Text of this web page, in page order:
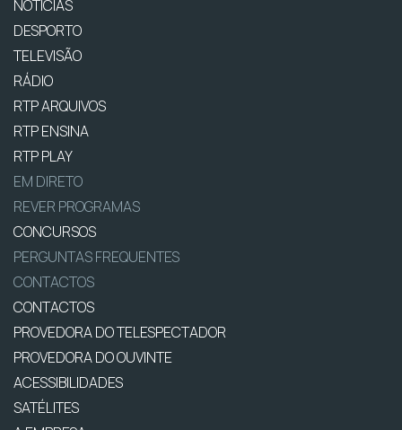
NOTÍCIAS
DESPORTO
TELEVISÃO
RÁDIO
RTP ARQUIVOS
RTP ENSINA
RTP PLAY
EM DIRETO
REVER PROGRAMAS
CONCURSOS
PERGUNTAS FREQUENTES
CONTACTOS
CONTACTOS
PROVEDORA DO TELESPECTADOR
PROVEDORA DO OUVINTE
ACESSIBILIDADES
SATÉLITES